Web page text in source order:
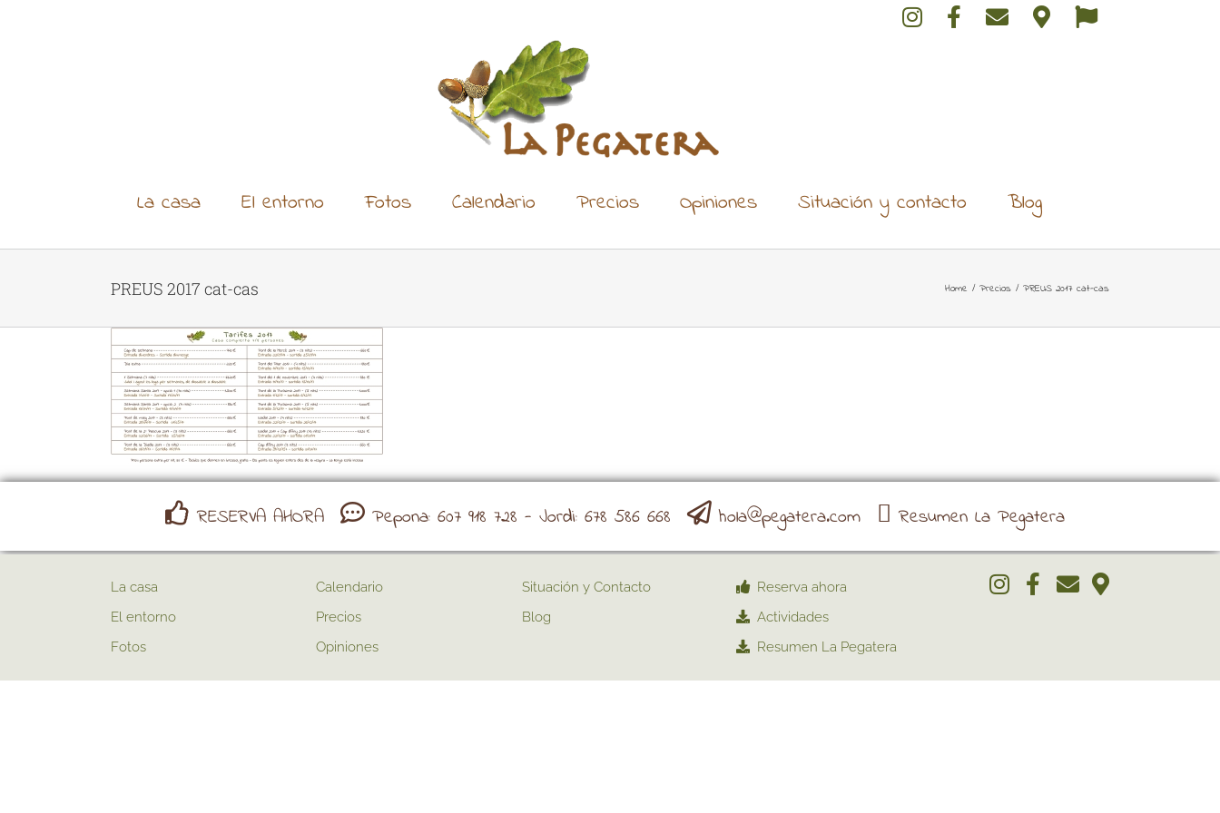
La casa El entorno Fotos Calendario Precios Opiniones Situación y contacto Blog
PREUS 2017 cat-cas Home / Precios / PREUS 2017 cat-cas
RESERVA AHORA Pepona: 607 918 728 - Jordi: 678 586 668 hola@pegatera.com Resumen La Pegatera
La casa
El entorno
Fotos
Calendario
Precios
Opiniones
Situación y Contacto
Blog
Reserva ahora
Actividades
Resumen La Pegatera